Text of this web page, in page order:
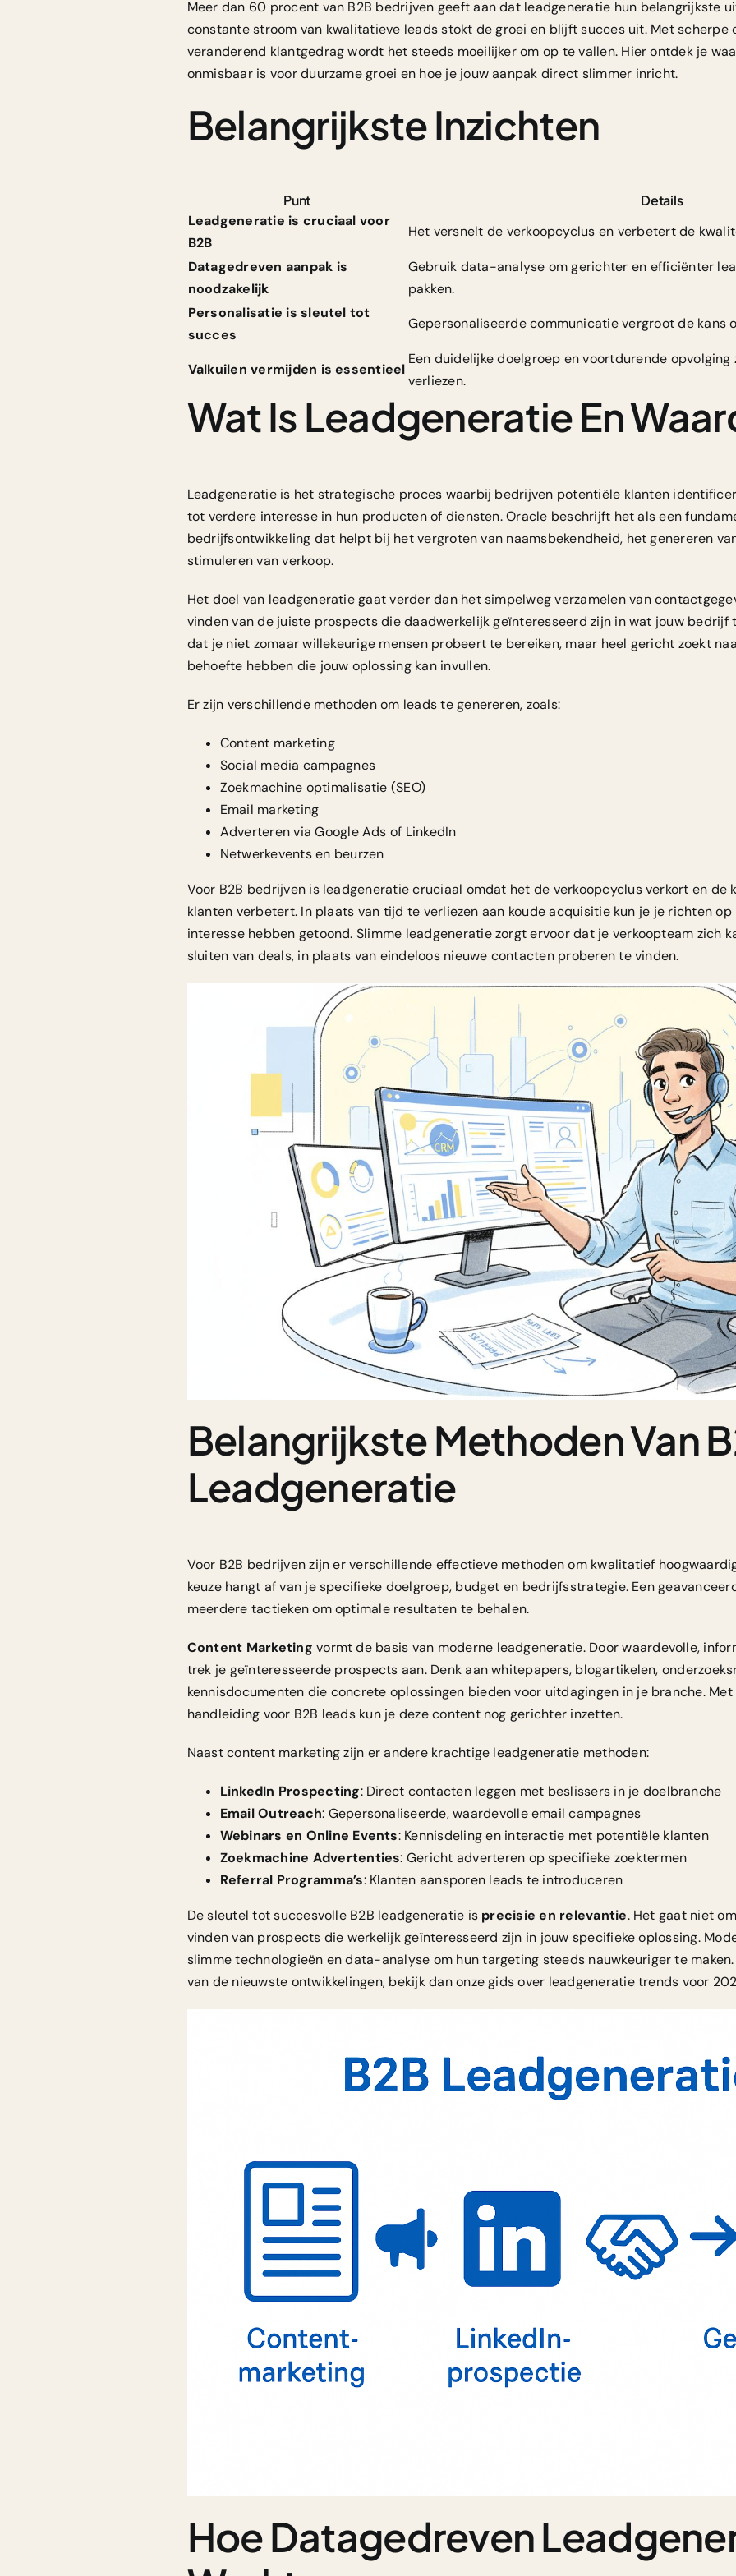
Meer dan 60 procent van B2B bedrijven geeft aan dat leadgeneratie hun belangrijkste
constante stroom van kwalitatieve leads stokt de groei en blijft succes uit. Met scherpe
veranderend klantgedrag wordt het steeds moeilijker om op te vallen. Hier ontdek je
onmisbaar is voor duurzame groei en hoe je jouw aanpak direct slimmer inricht.
Belangrijkste Inzichten
Punt
Details
Leadgeneratie is cruciaal voor
B2B
Het versnelt de verkoopcyclus en verbetert de
Datagedreven aanpak is
noodzakelijk
Gebruik data-analyse om gerichter en efficiënter
pakken.
Personalisatie is sleutel tot
succes
Gepersonaliseerde communicatie vergroot de kans
Valkuilen vermijden is essentieel
Een duidelijke doelgroep en voortdurende
verliezen.
Wat Is Leadgeneratie En
Leadgeneratie is het strategische proces waarbij bedrijven potentiële klanten
tot verdere interesse in hun producten of diensten.Oracle beschrijft het als een
bedrijfsontwikkeling dat helpt bij het vergroten van naamsbekendheid, het genereren
stimuleren van verkoop.
Het doel van leadgeneratie gaat verder dan het simpelweg verzamelen van
vinden van de juiste prospects die daadwerkelijk geïnteresseerd zijn in wat jouw bedrijf
dat je niet zomaar willekeurige mensen probeert te bereiken, maar heel gericht zoekt
behoefte hebben die jouw oplossing kan invullen.
Er zijn verschillende methoden om leads te genereren, zoals:
Content marketing
Social media campagnes
Zoekmachine optimalisatie (SEO)
Email marketing
Adverteren via Google Ads of LinkedIn
Netwerkevents en beurzen
Voor B2B bedrijven is leadgeneratie cruciaal omdat het de verkoopcyclus verkort en
klanten verbetert. In plaats van tijd te verliezen aan koude acquisitie kun je je richten
interesse hebben getoond. Slimme leadgeneratie zorgt ervoor dat je verkoopteam zich
sluiten van deals, in plaats van eindeloos nieuwe contacten proberen te vinden.
Belangrijkste Methoden Van
Leadgeneratie
Voor B2B bedrijven zijn er verschillende effectieve methoden om kwalitatief
keuze hangt af van je specifieke doelgroep, budget en bedrijfsstrategie. Een
meerdere tactieken om optimale resultaten te behalen.
Content Marketing vormt de basis van moderne leadgeneratie. Door waardevolle,
trek je geïnteresseerde prospects aan. Denk aan whitepapers, blogartikelen,
kennisdocumenten die concrete oplossingen bieden voor uitdagingen in je branche. Met
handleiding voor B2B leadskun je deze content nog gerichter inzetten.
Naast content marketing zijn er andere krachtige leadgeneratie methoden:
LinkedIn Prospecting: Direct contacten leggen met beslissers in je doelbranche
Email Outreach: Gepersonaliseerde, waardevolle email campagnes
Webinars en Online Events: Kennisdeling en interactie met potentiële klanten
Zoekmachine Advertenties: Gericht adverteren op specifieke zoektermen
Referral Programma’s: Klanten aansporen leads te introduceren
De sleutel tot succesvolle B2B leadgeneratie is precisie en relevantie. Het gaat niet
vinden van prospects die werkelijk geïnteresseerd zijn in jouw specifieke oplossing.
slimme technologieën en data-analyse om hun targeting steeds nauwkeuriger te
van de nieuwste ontwikkelingen, bekijk dan onzegids over leadgeneratie trends voor
Hoe Datagedreven